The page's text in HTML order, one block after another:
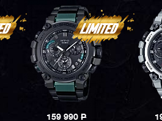
159 990P